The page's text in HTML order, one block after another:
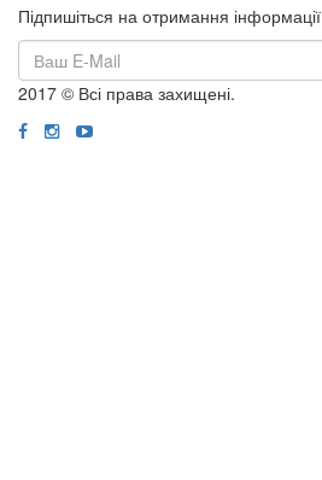
Підпишіться на отримання інформації
2017 © Всі права захищені.